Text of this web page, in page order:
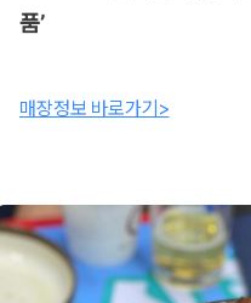
품’
매장정보 바로가기>